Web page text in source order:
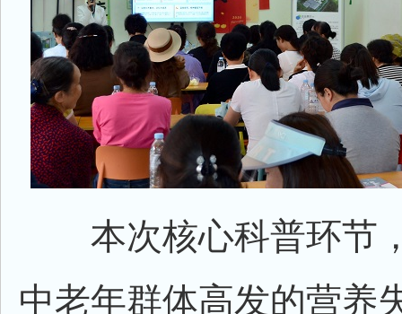
本次核心科普环节
中老年群体高发的营养